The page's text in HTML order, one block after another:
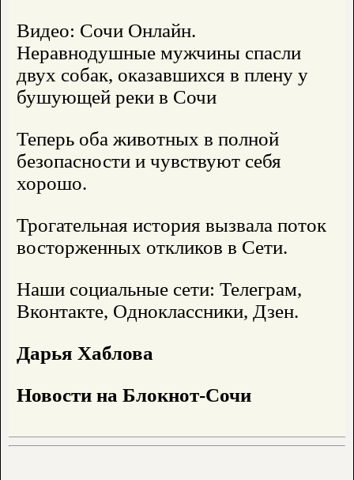
Видео: Сочи Онлайн.
Неравнодушные мужчины спасли
двух собак, оказавшихся в плену у
бушующей реки в Сочи
Теперь оба животных в полной
безопасности и чувствуют себя
хорошо.
Трогательная история вызвала поток
восторженных откликов в Сети.
Наши социальные сети: Телеграм,
Вконтакте, Одноклассники, Дзен.
Дарья Хаблова
Новости на Блoкнoт-Сочи